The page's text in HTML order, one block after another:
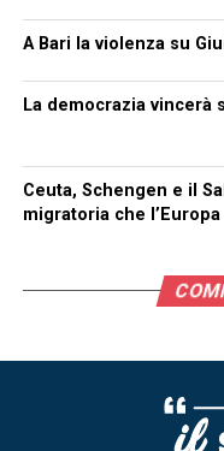
A Bari la violenza su
La democrazia vincerà
Ceuta, Schengen e il
migratoria che